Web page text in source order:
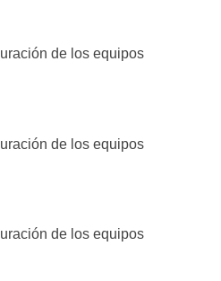
de los equipos
de los equipos
de los equipos